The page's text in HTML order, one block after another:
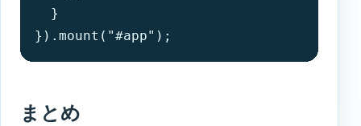
  }
}).mount("#app");
まとめ